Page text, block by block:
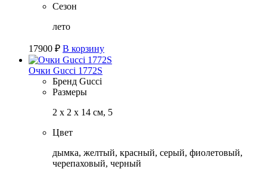
Сезон
лето
17900 ₽ В корзину
Очки Gucci 1772S
Бренд Gucci
Размеры
2 х 2 х 14 см, 5
Цвет
дымка, желтый, красный, серый, фиолетовый,
черепаховый, черный